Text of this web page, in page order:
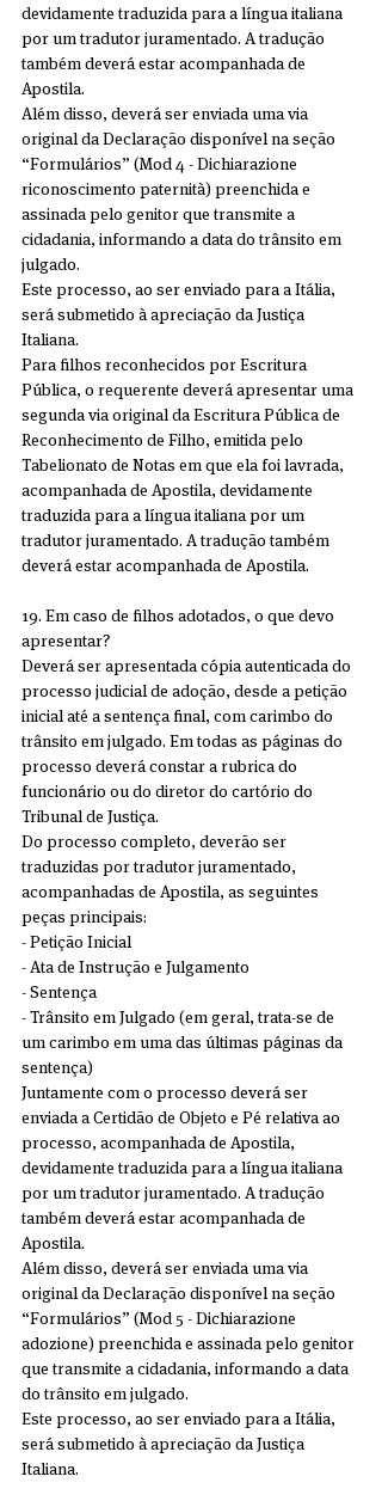
devidamente traduzida para a língua italiana
por um tradutor juramentado. A tradução
também deverá estar acompanhada de
Apostila.
Além disso, deverá ser enviada uma via
original da Declaração disponível na seção
“Formulários” (Mod 4 - Dichiarazione
riconoscimento paternità) preenchida e
assinada pelo genitor que transmite a
cidadania, informando a data do trânsito em
julgado.
Este processo, ao ser enviado para a Itália,
será submetido à apreciação da Justiça
Italiana.
Para filhos reconhecidos por Escritura
Pública, o requerente deverá apresentar uma
segunda via original da Escritura Pública de
Reconhecimento de Filho, emitida pelo
Tabelionato de Notas em que ela foi lavrada,
acompanhada de Apostila, devidamente
traduzida para a língua italiana por um
tradutor juramentado. A tradução também
deverá estar acompanhada de Apostila.
19. Em caso de filhos adotados, o que devo
apresentar?
Deverá ser apresentada cópia autenticada do
processo judicial de adoção, desde a petição
inicial até a sentença final, com carimbo do
trânsito em julgado. Em todas as páginas do
processo deverá constar a rubrica do
funcionário ou do diretor do cartório do
Tribunal de Justiça.
Do processo completo, deverão ser
traduzidas por tradutor juramentado,
acompanhadas de Apostila, as seguintes
peças principais:
- Petição Inicial
- Ata de Instrução e Julgamento
- Sentença
- Trânsito em Julgado (em geral, trata-se de
um carimbo em uma das últimas páginas da
sentença)
Juntamente com o processo deverá ser
enviada a Certidão de Objeto e Pé relativa ao
processo, acompanhada de Apostila,
devidamente traduzida para a língua italiana
por um tradutor juramentado. A tradução
também deverá estar acompanhada de
Apostila.
Além disso, deverá ser enviada uma via
original da Declaração disponível na seção
“Formulários” (Mod 5 - Dichiarazione
adozione) preenchida e assinada pelo genitor
que transmite a cidadania, informando a data
do trânsito em julgado.
Este processo, ao ser enviado para a Itália,
será submetido à apreciação da Justiça
Italiana.